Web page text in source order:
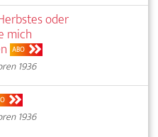
oder
mich
ABO
1936
1936